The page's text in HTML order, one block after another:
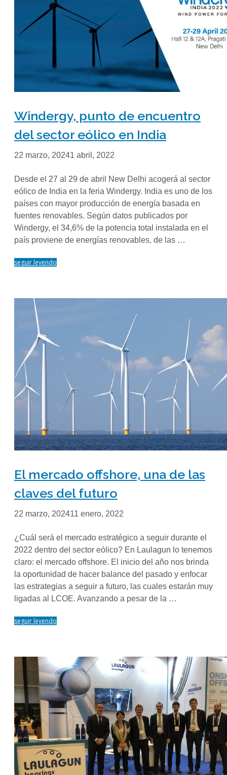
Windergy, punto de encuentro
del sector eólico en India
22 marzo, 20241 abril, 2022
Desde el 27 al 29 de abril New Delhi acogerá al sector
eólico de India en la feria Windergy. India es uno de los
países con mayor producción de energía basada en
fuentes renovables. Según datos publicados por
Windergy, el 34,6% de la potencia total instalada en el
país proviene de energías renovables, de las …
seguir leyendo
El mercado offshore, una de las
claves del futuro
22 marzo, 202411 enero, 2022
¿Cuál será el mercado estratégico a seguir durante el
2022 dentro del sector eólico? En Laulagun lo tenemos
claro: el mercado offshore. El inicio del año nos brinda
la oportunidad de hacer balance del pasado y enfocar
las estrategias a seguir a futuro, las cuales estarán muy
ligadas al LCOE. Avanzando a pesar de la …
seguir leyendo